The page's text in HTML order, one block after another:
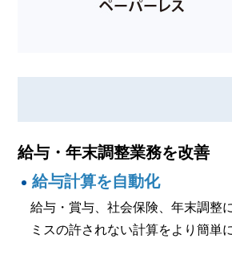
給与・年末調整業務を改善
給与計算を自動化
給与・賞与、社会保険、年末調整
ミスの許されない計算をより簡単